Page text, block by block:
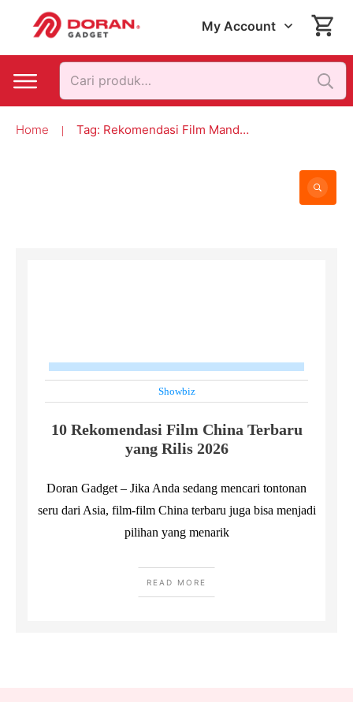
My Account
Home | Tag: Rekomendasi Film Mandarin
Showbiz
10 Rekomendasi Film China Terbaru
yang Rilis 2026
Doran Gadget – Jika Anda sedang mencari tontonan
seru dari Asia, film-film China terbaru juga bisa menjadi
pilihan yang menarik
READ MORE